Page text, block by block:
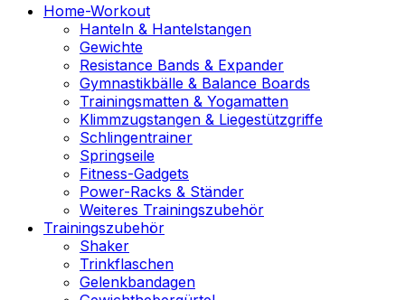
Home-Workout
Hanteln & Hantelstangen
Gewichte
Resistance Bands & Expander
Gymnastikbälle & Balance Boards
Trainingsmatten & Yogamatten
Klimmzugstangen & Liegestützgriffe
Schlingentrainer
Springseile
Fitness-Gadgets
Power-Racks & Ständer
Weiteres Trainingszubehör
Trainingszubehör
Shaker
Trinkflaschen
Gelenkbandagen